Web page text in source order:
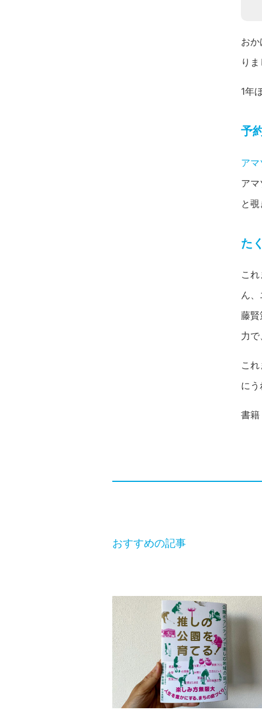
お
りま
1年
予
ア
ア
と
た
こ
ん
藤賢
力で
こ
に
書籍
おすすめの記事